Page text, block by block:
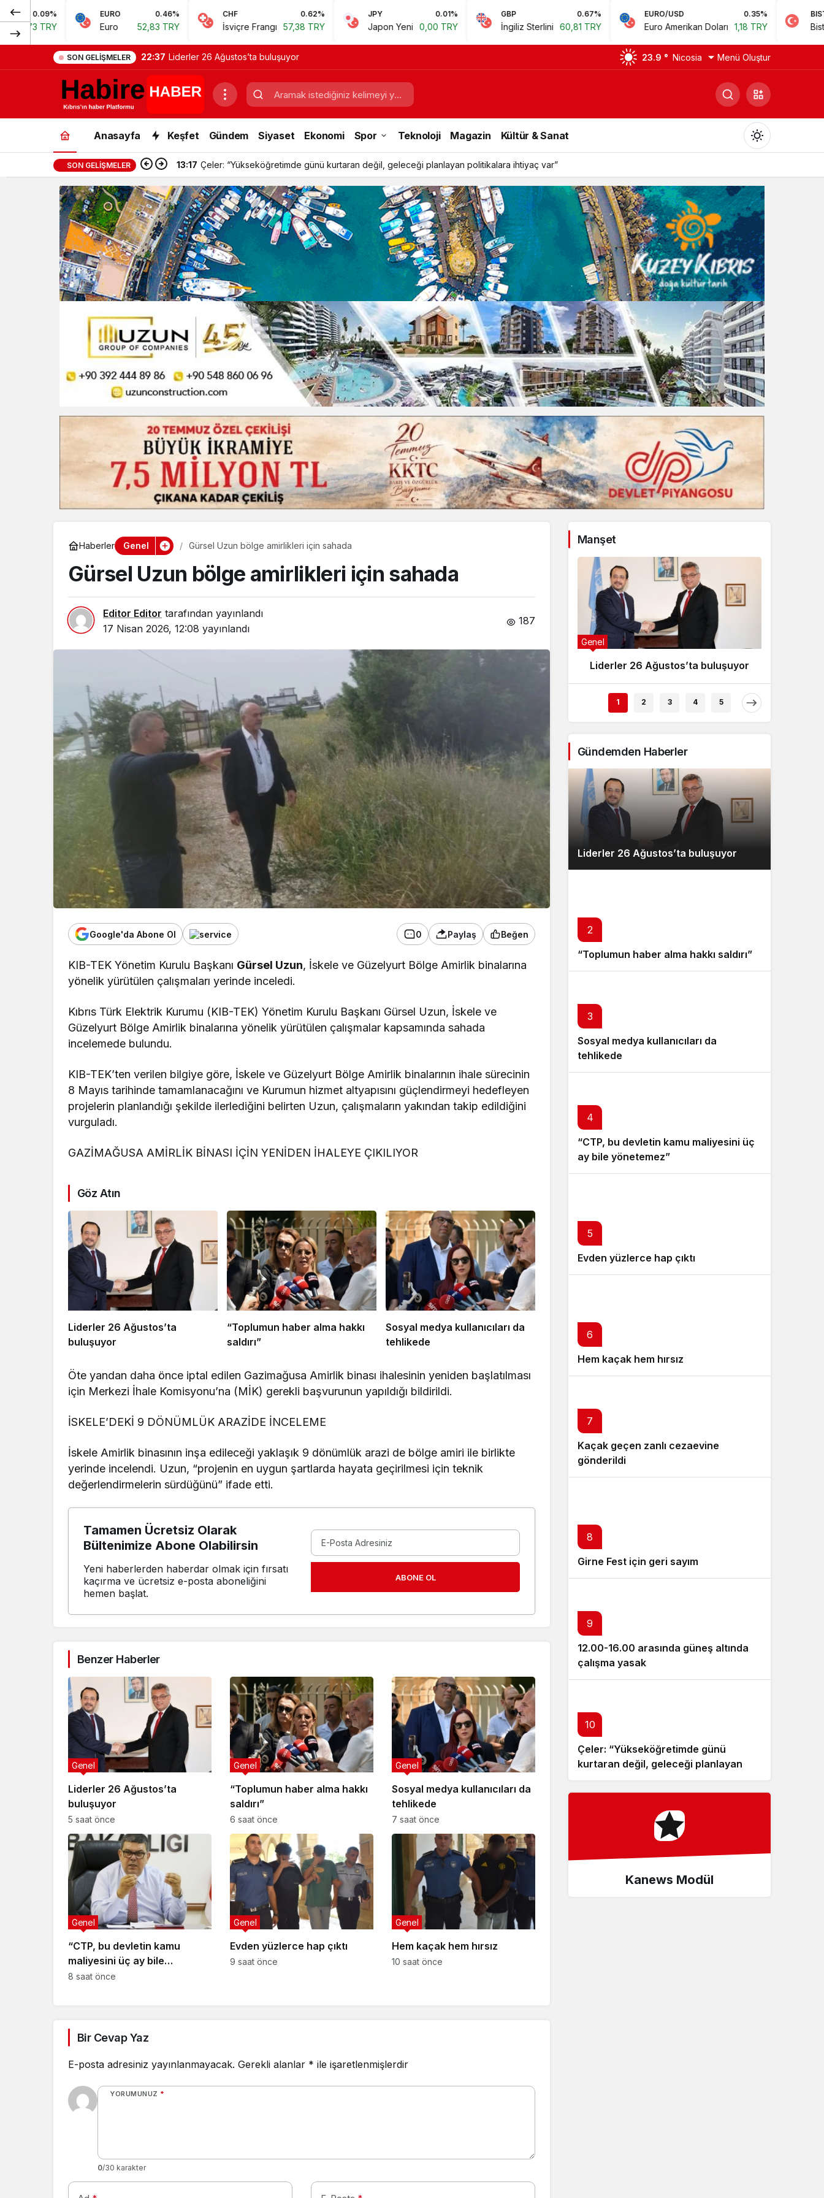
EURO 0.46%
Euro 52,83 TRY
CHF 0.62%
İsviçre Frangı 57,38 TRY
JPY 0.01%
Japon Yeni 0,00 TRY
GBP 0.67%
İngiliz Sterlini 60,81 TRY
EURO/USD 0.35%
Euro Amerikan Doları 1,18 TRY
BIST
Bist 100 14.168,35
SON GELIŞMELER 22:37 Liderler 26 Ağustos’ta buluşuyor 23.9 ° Nicosia Menü Oluştur
Anasayfa Keşfet Gündem Siyaset Ekonomi Spor Teknoloji Magazin Kültür & Sanat
Gündüz Modu
Gündüz modunu seçin.
Gece Modu
Gece modunu seçin.
Sistem Modu
Sistem modunu seçin.
SON GELIŞMELER 13:17 Çeler: “Yükseköğretimde günü kurtaran değil, geleceği planlayan politikalara ihtiyaç var”
Haberler Genel Gürsel Uzun bölge amirlikleri için sahada
Gürsel Uzun bölge amirlikleri için sahada
Editor Editor tarafından yayınlandı
17 Nisan 2026, 12:08 yayınlandı
187
Google'da Abone Ol 0 Paylaş Beğen
KIB-TEK Yönetim Kurulu Başkanı Gürsel Uzun, İskele ve Güzelyurt Bölge Amirlik binalarına
yönelik yürütülen çalışmaları yerinde inceledi.
Kıbrıs Türk Elektrik Kurumu (KIB-TEK) Yönetim Kurulu Başkanı Gürsel Uzun, İskele ve
Güzelyurt Bölge Amirlik binalarına yönelik yürütülen çalışmalar kapsamında sahada
incelemede bulundu.
KIB-TEK’ten verilen bilgiye göre, İskele ve Güzelyurt Bölge Amirlik binalarının ihale sürecinin
8 Mayıs tarihinde tamamlanacağını ve Kurumun hizmet altyapısını güçlendirmeyi hedefleyen
projelerin planlandığı şekilde ilerlediğini belirten Uzun, çalışmaların yakından takip edildiğini
vurguladı.
GAZİMAĞUSA AMİRLİK BİNASI İÇİN YENİDEN İHALEYE ÇIKILIYOR
Göz Atın
Liderler 26 Ağustos’ta
buluşuyor
“Toplumun haber alma hakkı
saldırı”
Sosyal medya kullanıcıları da
tehlikede
Öte yandan daha önce iptal edilen Gazimağusa Amirlik binası ihalesinin yeniden başlatılması
için Merkezi İhale Komisyonu’na (MİK) gerekli başvurunun yapıldığı bildirildi.
İSKELE’DEKİ 9 DÖNÜMLÜK ARAZİDE İNCELEME
İskele Amirlik binasının inşa edileceği yaklaşık 9 dönümlük arazi de bölge amiri ile birlikte
yerinde incelendi. Uzun, “projenin en uygun şartlarda hayata geçirilmesi için teknik
değerlendirmelerin sürdüğünü” ifade etti.
Tamamen Ücretsiz Olarak
Bültenimize Abone Olabilirsin
Yeni haberlerden haberdar olmak için fırsatı
kaçırma ve ücretsiz e-posta aboneliğini
hemen başlat.
ABONE OL
Benzer Haberler
Liderler 26 Ağustos’ta
buluşuyor
Genel
5 saat önce
“Toplumun haber alma hakkı
saldırı”
Genel
6 saat önce
Sosyal medya kullanıcıları da
tehlikede
Genel
7 saat önce
“CTP, bu devletin kamu
maliyesini üç ay bile
yönetemez”
Genel
8 saat önce
Evden yüzlerce hap çıktı
Genel
9 saat önce
Hem kaçak hem hırsız
Genel
10 saat önce
Bir Cevap Yaz
E-posta adresiniz yayınlanmayacak. Gerekli alanlar * ile işaretlenmişlerdir
YORUMUNUZ *
0/30 karakter
Manşet
Genel
Liderler 26 Ağustos’ta buluşuyor
1 2 3 4 5
Gündemden Haberler
Liderler 26 Ağustos’ta buluşuyor
2
“Toplumun haber alma hakkı saldırı”
3
Sosyal medya kullanıcıları da
tehlikede
4
“CTP, bu devletin kamu maliyesini üç
ay bile yönetemez”
5
Evden yüzlerce hap çıktı
6
Hem kaçak hem hırsız
7
Kaçak geçen zanlı cezaevine
gönderildi
8
Girne Fest için geri sayım
9
12.00-16.00 arasında güneş altında
çalışma yasak
10
Çeler: “Yükseköğretimde günü
kurtaran değil, geleceği planlayan
Kanews Modül